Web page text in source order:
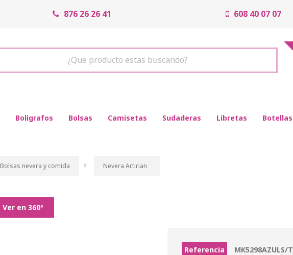
876 26 26 41 608 40 07 07
¿Que producto estas buscando?
Boligrafos Bolsas Camisetas Sudaderas Libretas Botellas
Bolsas nevera y comida Nevera Artirian
Ver en 360º
Referencia MK5298AZULS/T